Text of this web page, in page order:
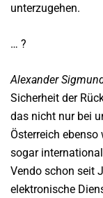
unterzugehen.
… ?
Alexander
Sicherheit der
das nicht nur bei
Österreich
sogar
Vendo schon seit
elektronische